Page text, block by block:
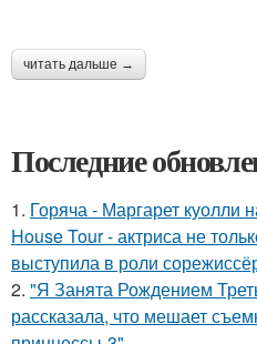
читать дальше →
Последние
1. Горяча - Маргарет куолли
House Tour - актриса не
выступила в роли
2. "Я Занята Рождением
рассказала, что мешает